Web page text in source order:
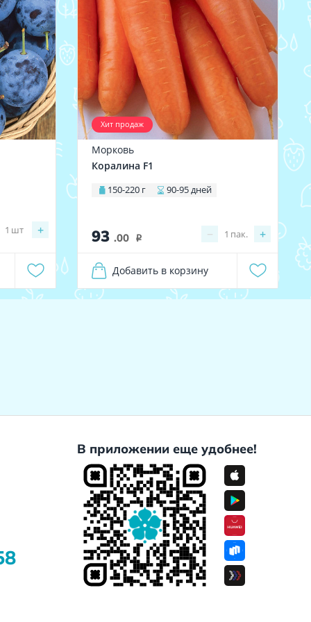
+
1 шт
Хит продаж
Морковь
Коралина F1
150-220 г 90-95 дней
93 .00 i − +
1 пак.
Добавить в корзину
В приложении еще удобнее!